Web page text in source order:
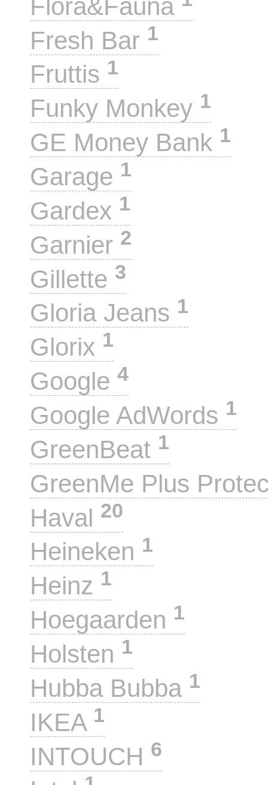
Flora&Fauna
Fresh Bar 1
Fruttis 1
Funky Monkey 1
GE Money Bank 1
Garage 1
Gardex 1
Garnier 2
Gillette 3
Gloria Jeans 1
Glorix 1
Google 4
Google AdWords 1
GreenBeat 1
GreenMe Plus
Haval 20
Heineken 1
Heinz 1
Hoegaarden 1
Holsten 1
Hubba Bubba 1
IKEA 1
INTOUCH 6